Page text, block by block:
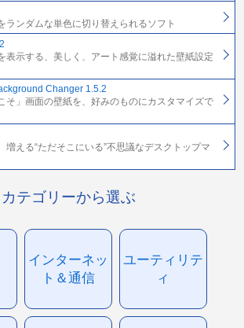
ランダムな単色に切り替えられるソフト
表示する、美しく、アート感覚に溢れた壁紙設定
Changer 1.5.2
そ」画面の壁紙を、好みのものにカスタマイズで
増える“ただそこにいる”不思議なデスクトップマ
カテゴリーから選ぶ
インターネッ
ト＆通信
ユーティリテ
ィ